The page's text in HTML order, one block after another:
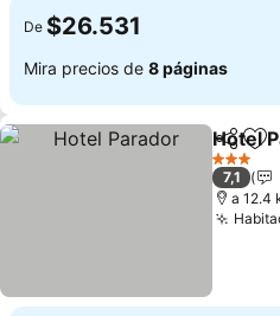
De $26.531
Mira precios de 8 páginas
Hotel
3 Estrellas
7,1
a 12.4